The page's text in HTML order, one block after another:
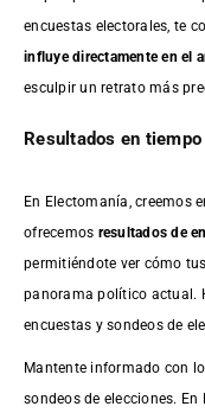
encuestas electorales, te
influye directamente en el
esculpir un retrato más
Resultados en
En Electomanía, creemos
ofrecemos resultados de
permitiéndote ver cómo
panorama político actual.
encuestas y sondeos de
Mantente informado con
sondeos de elecciones.